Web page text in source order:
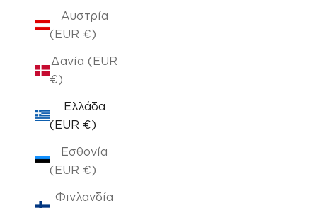
Αυστρία
(EUR €)
Δανία (EUR
€)
Ελλάδα
(EUR €)
Εσθονία
(EUR €)
Φινλανδία